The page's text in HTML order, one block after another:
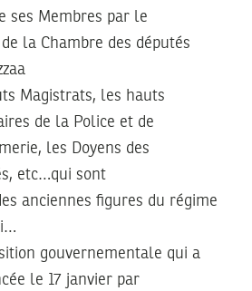
ses Membres par le
la Chambre des députés
Magistrats, les hauts
de la Police et de
les Doyens des
etc…qui sont
anciennes figures du régime
gouvernementale qui a
le 17 janvier par